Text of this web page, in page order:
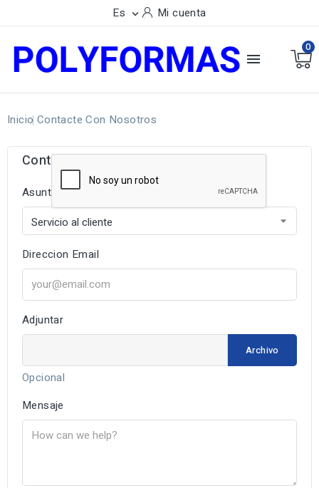
Es  Mi cuenta

0
Inicio Contacte Con Nosotros
Contacte con nosotros
Asunto
Direccion Email
Adjuntar
Archivo
Opcional
Mensaje